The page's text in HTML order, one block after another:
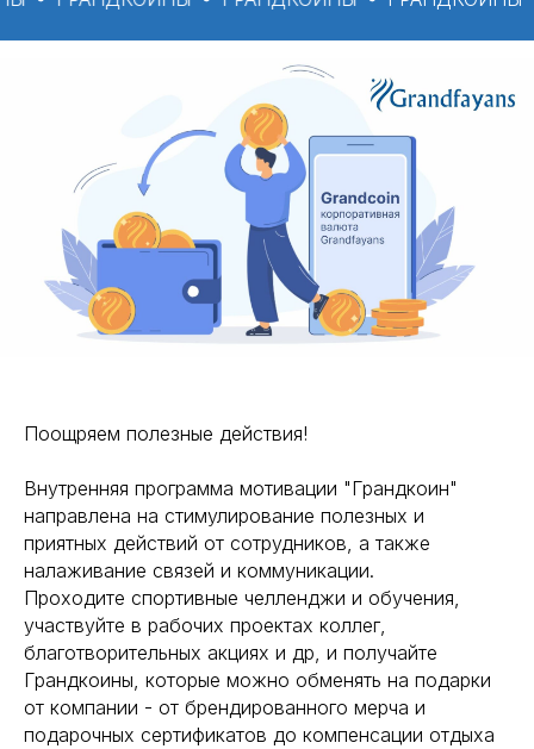
Поощряем полезные действия!
Внутренняя программа мотивации "Грандкоин"
направлена на стимулирование полезных и
приятных действий от сотрудников, а также
налаживание связей и коммуникации.
Проходите спортивные челленджи и обучения,
участвуйте в рабочих проектах коллег,
благотворительных акциях и др, и получайте
Грандкоины, которые можно обменять на подарки
от компании - от брендированного мерча и
подарочных сертификатов до компенсации отдыха